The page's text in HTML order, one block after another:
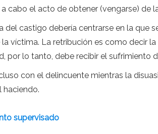
cabo el acto de obtener (vengarse) de
del castigo debería centrarse en la que
víctima. La retribución es como decir
por lo tanto, debe recibir el sufrimiento
con el delincuente mientras la
haciendo.
supervisado